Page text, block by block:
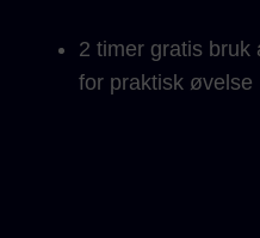
2 timer gratis bruk
for praktisk øvelse